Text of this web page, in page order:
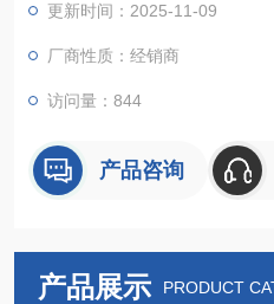
更新时间：2025-11-09
厂商性质：经销商
访问量：844
产品咨询
产品展示 PRODUCT